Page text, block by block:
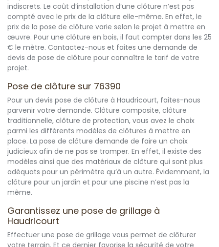
indiscrets. Le coût d’installation d’une clôture n’est pas
compté avec le prix de la clôture elle-même. En effet, le
prix de la pose de clôture varie selon le projet à mettre en
œuvre. Pour une clôture en bois, il faut compter dans les 25
€ le mètre. Contactez-nous et faites une demande de
devis de pose de clôture pour connaître le tarif de votre
projet.
Pose de clôture sur 76390
Pour un devis pose de clôture à Haudricourt, faites-nous
parvenir votre demande. Clôture composite, clôture
traditionnelle, clôture de protection, vous avez le choix
parmi les différents modèles de clôtures à mettre en
place. La pose de clôture demande de faire un choix
judicieux afin de ne pas se tromper. En effet, il existe des
modèles ainsi que des matériaux de clôture qui sont plus
adéquats pour un périmètre qu’à un autre. Évidemment, la
clôture pour un jardin et pour une piscine n’est pas la
même.
Garantissez une pose de grillage à
Haudricourt
Effectuer une pose de grillage vous permet de clôturer